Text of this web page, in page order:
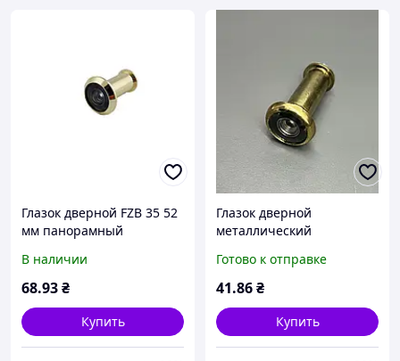
Глазок дверной FZB 35 52
мм панорамный
для входных дверей с
широким углом обзора
В наличии
68.93₴
Купить
Глазок дверной
металлический
60 мм 01-28-001 для
деревянных,
дверей
Готово к отправке
41.86₴
Купить